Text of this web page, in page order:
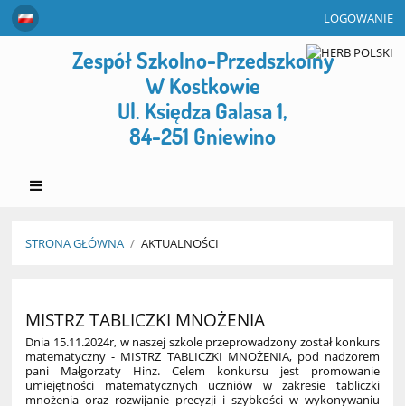
LOGOWANIE
Zespół Szkolno-Przedszkolny
W Kostkowie
Ul. Księdza Galasa 1,
84-251 Gniewino
STRONA GŁÓWNA / AKTUALNOŚCI
MISTRZ TABLICZKI MNOŻENIA
Dnia 15.11.2024r, w naszej szkole przeprowadzony został konkurs
matematyczny - MISTRZ TABLICZKI MNOŻENIA, pod nadzorem
pani Małgorzaty Hinz. Celem konkursu jest promowanie
umiejętności matematycznych uczniów w zakresie tabliczki
mnożenia oraz rozwijanie precyzji i szybkości w wykonywaniu